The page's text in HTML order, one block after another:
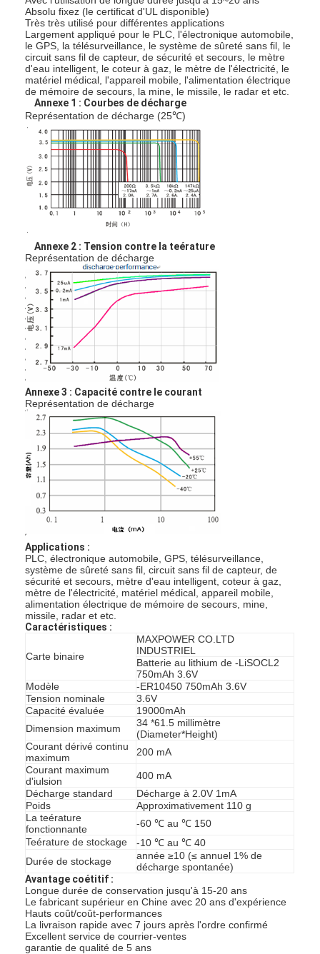
Produits
Au sujet de nous
Visite d'usine
Contrôle de qualité
Contactez-nous
Nouvelles
Discuter Maintenant
batterie du lithium lifepo4
batteries rechargeables d'ion de lithium
Batterie lithium-polymère
batteries de stockage de l'énergie
NiMH rechargeables Batteries
piles rechargeables NiCd
Chargeur de batterie LCD
packs de batteries NiMH
NiCd batteries rechargeables
packs de batteries au lithium ionique
batterie rechargeable de lae de poche
batterie d'éclairage de secours
Batterie de Li Mno2
Batterie de Li Socl2
Absolu fixez (le certificat d'UL disponible)
Très très utilisé pour différentes applications
Largement appliqué pour le PLC, l'électronique automobile,
le GPS, la télésurveillance, le système de sûreté sans fil, le
circuit sans fil de capteur, de sécurité et secours, le mètre
d'eau intelligent, le coteur à gaz, le mètre de l'électricité, le
matériel médical, l'appareil mobile, l'alimentation électrique
de mémoire de secours, la mine, le missile, le radar et etc.
Annexe 1 : Courbes de décharge
Représentation de décharge (25℃)
Annexe 2 : Tension contre la teérature
Représentation de décharge
Annexe 3 : Capacité contre le courant
Représentation de décharge
Applications :
PLC, électronique automobile, GPS, télésurveillance,
système de sûreté sans fil, circuit sans fil de capteur, de
sécurité et secours, mètre d'eau intelligent, coteur à gaz,
mètre de l'électricité, matériel médical, appareil mobile,
alimentation électrique de mémoire de secours, mine,
missile, radar et etc.
Caractéristiques :
Carte binaire
MAXPOWER CO.LTD
INDUSTRIEL
Batterie au lithium de -LiSOCL2
750mAh 3.6V
Modèle
-ER10450 750mAh 3.6V
Tension nominale
3.6V
Capacité évaluée
19000mAh
Dimension maximum
34 *61.5 millimètre
(Diameter*Height)
Courant dérivé continu
maximum
200 mA
Courant maximum
d'iulsion
400 mA
Décharge standard
Décharge à 2.0V 1mA
Poids
Approximativement 110 g
La teérature
fonctionnante
-60 ℃ au ℃ 150
Teérature de stockage
-10 ℃ au ℃ 40
Durée de stockage
année ≥10 (≤ annuel 1% de
décharge spontanée)
Avantage coétitif :
Longue durée de conservation jusqu'à 15-20 ans
Le fabricant supérieur en Chine avec 20 ans d'expérience
Hauts coût/coût-performances
La livraison rapide avec 7 jours après l'ordre confirmé
Excellent service de courrier-ventes
garantie de qualité de 5 ans